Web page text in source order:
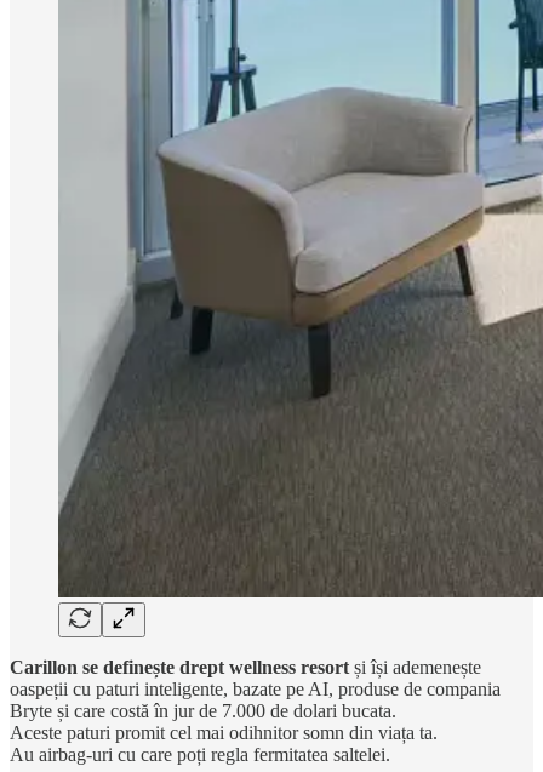
Carillon se definește drept wellness resortși își ademenește
oaspeții cu paturi inteligente, bazate pe AI, produse de compania
Bryte și care costă în jur de 7.000 de dolari bucata.
Aceste paturi promit cel mai odihnitor somn din viața ta.
Au airbag-uri cu care poți regla fermitatea saltelei.